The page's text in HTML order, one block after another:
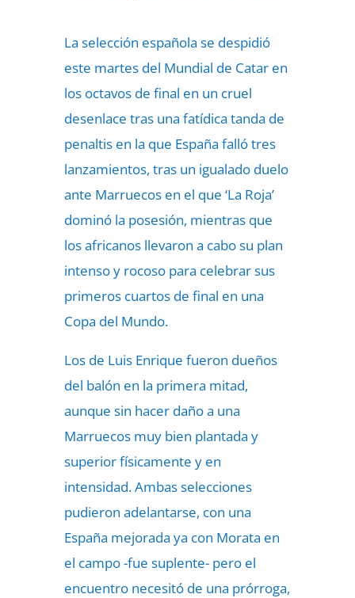
La selección española se despidió
este martes del Mundial de Catar en
los octavos de final en un cruel
desenlace tras una fatídica tanda de
penaltis en la que España falló tres
lanzamientos, tras un igualado duelo
ante Marruecos en el que ‘La Roja’
dominó la posesión, mientras que
los africanos llevaron a cabo su plan
intenso y rocoso para celebrar sus
primeros cuartos de final en una
Copa del Mundo.
Los de Luis Enrique fueron dueños
del balón en la primera mitad,
aunque sin hacer daño a una
Marruecos muy bien plantada y
superior físicamente y en
intensidad. Ambas selecciones
pudieron adelantarse, con una
España mejorada ya con Morata en
el campo -fue suplente- pero el
encuentro necesitó de una prórroga,